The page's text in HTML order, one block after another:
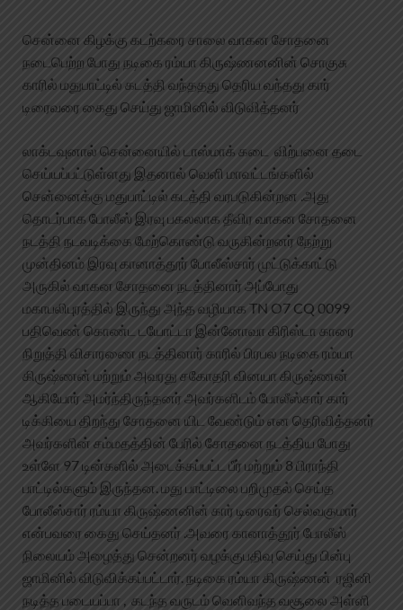
சென்னை கிழக்கு கடற்கரை சாலை வாகன சோதனை
நடைபெற்ற போது நடிகை ரம்யா கிருஷ்ணனனின் சொகுசு
காரில் மதுபாட்டில் கடத்தி வந்ததது தெரிய வந்தது கார்
டிரைவரை கைது செய்து ஜாமினில் விடுவித்தனர்
லாக்டவுனால் சென்னையில் டாஸ்மாக் கடை விற்பனை தடை
செய்யப்பட்டுள்ளது இதனால் வெளி மாவட்டங்களில்
சென்னைக்கு மதுபாட்டில் கடத்தி வரபடுகின்றன .அது
தொடர்பாக போலீஸ் இரவு பகலலாக தீவிர வாகன சோதனை
நடத்தி நடவடிக்கை மேற்கொண்டு வருகின்றனர் நேற்று
முன்தினம் இரவு கானாத்தூர் போலீஸ்சார் முட்டுக்காட்டு
அருகில் வாகன சோதனை நடத்தினார் அப்போது
மகாபலிபுரத்தில் இருந்து அந்த வழியாக TN O7 CQ 0099
பதிவெண் கொண்ட டயோட்டா இன்னோவா கிரிஸ்டா காரை
நிறுத்தி விசாரணை நடத்தினார் காரில் பிரபல நடிகை ரம்யா
கிருஷ்ணன் மற்றும் அவரது சகோதரி வினயா கிருஷ்ணன்
ஆகியோர் அமர்ந்திருந்தனர் அவர்களிடம் போலீஸ்சார் கார்
டிக்கியை திறந்து சோதனை யிட வேண்டும் என தெரிவித்தனர்
அவர்களின் சம்மதத்தின் பேரில் சோதனை நடத்திய போது
உள்ளே 97 டின்களில் அடைக்கப்பட்ட பீர் மற்றும் 8 பிராந்தி
பாட்டில்களும் இருந்தன. மது பாட்டிலை பறிமுதல் செய்த
போலீஸ்சார் ரம்யா கிருஷ்ணனின் கார் டிரைவர் செல்வகுமார்
என்பவரை கைது செய்தனர் .அவரை கானாத்தூர் போலீஸ்
நிலையம் அழைத்து சென்றனர் வழக்குபதிவு செய்து பின்பு
ஜாமினில் விடுவிக்கப்பட்டார். நடிகை ரம்யா கிருஷ்ணன் ரஜினி
நடித்த படையப்பா , கடந்த வருடம் வெளிவந்த வசூலை அள்ளி